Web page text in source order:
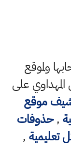
ولموقع
على
موقع
,حذوفات
تعليمية ,